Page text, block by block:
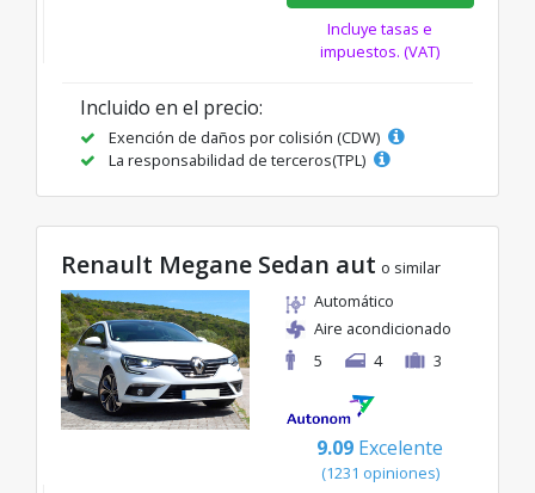
Incluye tasas e
impuestos. (VAT)
Incluido en el precio:
Exención de daños por colisión (CDW)
La responsabilidad de terceros(TPL)
Renault Megane Sedan aut o similar
Automático
Aire acondicionado
5
4 3
9.09 Excelente
(1231 opiniones)